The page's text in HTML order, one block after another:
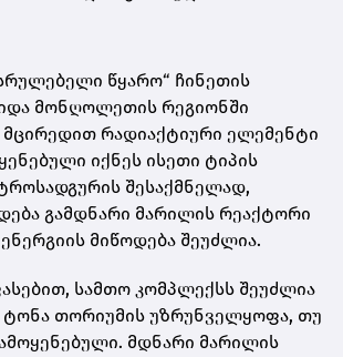
წყარო“ ჩინეთის
მონღოლეთის რეგიონში
მცირედით რადიაქტიური ელემენტი
იქნეს ისეთი ტიპის
შესაქმნელად,
გამდნარი მარილის რეაქტორი
მიწოდება შეუძლია.
სამთო კომპლექსს შეუძლია
თორიუმის უზრუნველყოფა, თუ
მდნარი მარილის